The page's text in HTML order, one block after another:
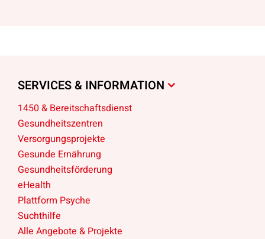
SERVICES & INFORMATION
1450 & Bereitschaftsdienst
Gesundheitszentren
Versorgungsprojekte
Gesunde Ernährung
Gesundheitsförderung
eHealth
Plattform Psyche
Suchthilfe
Alle Angebote & Projekte